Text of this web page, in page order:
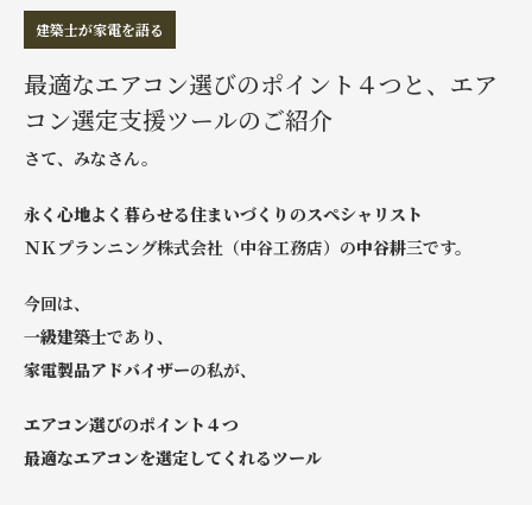
建築士が家電を語る
最適なエアコン選びのポイント４つと、エア
コン選定支援ツールのご紹介
さて、みなさん。
永く心地よく暮らせる住まいづくりのスペシャリスト
ＮＫプランニング株式会社（中谷工務店） の中谷耕三です。
今回は、
一級建築士であり、
家電製品アドバイザーの私が、
エアコン選びのポイント４つ
最適なエアコンを選定してくれるツール